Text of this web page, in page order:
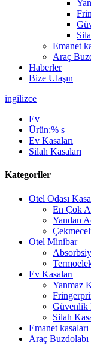
Emanet
Araç
Haberler
Bize Ulaşın
ingilizce
Ev
Ürün:% s
Ev Kasaları
Silah Kasaları
Kategoriler
Otel Odası
En Çok
Yandan
Otel Minibar
Ev Kasaları
Yanmaz
Güvenlik
Silah
Emanet kasaları
Araç Buzdolabı